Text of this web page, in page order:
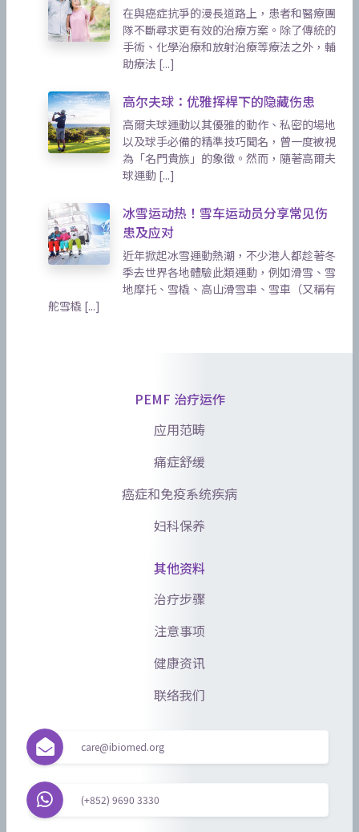
在與癌症抗爭的漫長道路上，患者和醫療團
隊不斷尋求更有效的治療方案。除了傳統的
手術、化學治療和放射治療等療法之外，輔
助療法 [...]
高尔夫球：优雅挥桿下的隐藏伤患
高爾夫球運動以其優雅的動作、私密的場地
以及球手必備的精準技巧聞名，曾一度被視
為「名門貴族」的象徵。然而，隨著高爾夫
球運動 [...]
冰雪运动热！雪车运动员分享常见伤
患及应对
近年掀起冰雪運動熱潮，不少港人都趁著冬
季去世界各地體驗此類運動，例如滑雪、雪
地摩托、雪橇、高山滑雪車、雪車（又稱有
舵雪橇 [...]
PEMF 治疗运作
应用范畴
痛症舒缓
癌症和免疫系统疾病
妇科保养
其他资料
治疗步骤
注意事项
健康资讯
联络我们
care@ibiomed.org
(+852) 9690 3330